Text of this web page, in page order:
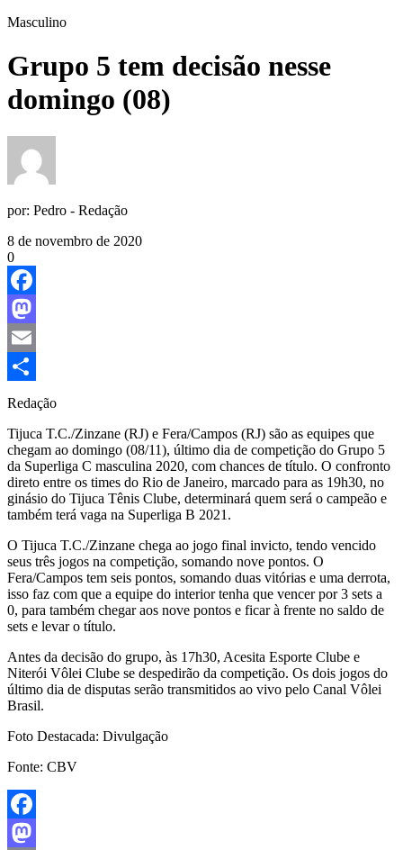
Masculino
Grupo 5 tem decisão nesse
domingo (08)
por: Pedro - Redação
8 de novembro de 2020
0
Facebook
Mastodon
Email
Share
Redação
Tijuca T.C./Zinzane (RJ) e Fera/Campos (RJ) são as equipes que
chegam ao domingo (08/11), último dia de competição do Grupo 5
da Superliga C masculina 2020, com chances de título. O confronto
direto entre os times do Rio de Janeiro, marcado para as 19h30, no
ginásio do Tijuca Tênis Clube, determinará quem será o campeão e
também terá vaga na Superliga B 2021.
O Tijuca T.C./Zinzane chega ao jogo final invicto, tendo vencido
seus três jogos na competição, somando nove pontos. O
Fera/Campos tem seis pontos, somando duas vitórias e uma derrota,
isso faz com que a equipe do interior tenha que vencer por 3 sets a
0, para também chegar aos nove pontos e ficar à frente no saldo de
sets e levar o título.
Antes da decisão do grupo, às 17h30, Acesita Esporte Clube e
Niterói Vôlei Clube se despedirão da competição. Os dois jogos do
último dia de disputas serão transmitidos ao vivo pelo Canal Vôlei
Brasil.
Foto Destacada: Divulgação
Fonte: CBV
Facebook